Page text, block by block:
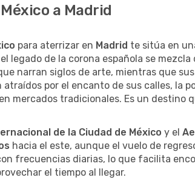
a Madrid
para aterrizar en Madrid te sitúa en
legado de la corona española se
narran siglos de arte, mientras que
por el encanto de sus calles, la
mercados tradicionales. Es un destino
de la Ciudad de México y el
hacia el este, aunque el vuelo de
frecuencias diarias, lo que facilita
el tiempo al llegar.